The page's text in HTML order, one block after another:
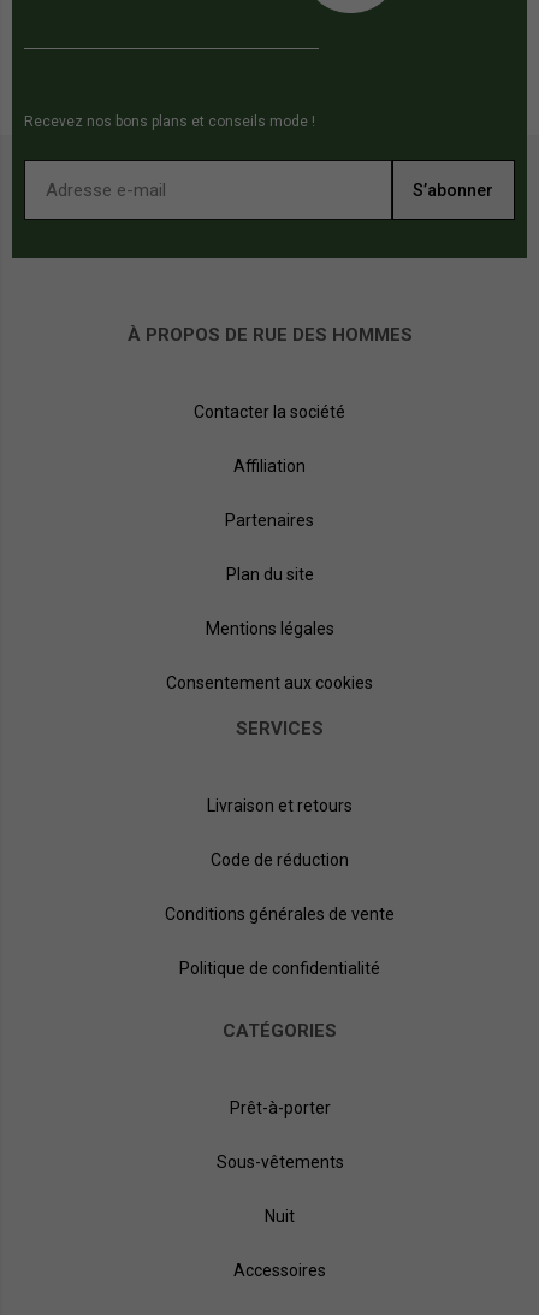
Recevez nos bons plans et conseils mode !
S’abonner
À PROPOS DE RUE DES HOMMES
Contacter la société
Affiliation
Partenaires
Plan du site
Mentions légales
Consentement aux cookies
SERVICES
Livraison et retours
Code de réduction
Conditions générales de vente
Politique de confidentialité
CATÉGORIES
Prêt-à-porter
Sous-vêtements
Nuit
Accessoires